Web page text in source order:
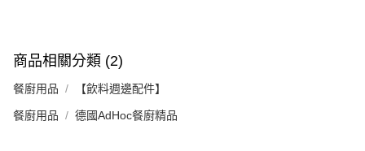
商品相關分類 (2)
餐廚用品 【飲料週邊配件】
餐廚用品 德國AdHoc餐廚精品